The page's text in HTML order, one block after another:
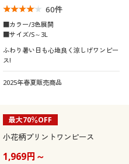
文
(4〜4.9)
(3〜3.9)
60件
■カラー/3色展開
■サイズ/S～3L
ふわり暑い日も心地良く涼しげワンピー
ス!
2025年春夏販売商品
最大70％OFF
小花柄プリントワンピース
1,969円～